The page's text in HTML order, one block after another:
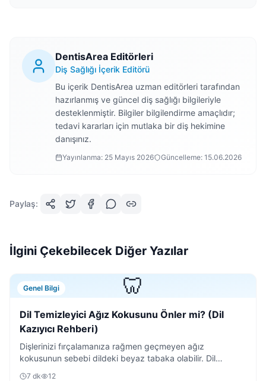
DentisArea Editörleri
Diş Sağlığı İçerik Editörü
Bu içerik DentisArea uzman editörleri tarafından
hazırlanmış ve güncel diş sağlığı bilgileriyle
desteklenmiştir. Bilgiler bilgilendirme amaçlıdır;
tedavi kararları için mutlaka bir diş hekimine
danışınız.
Yayınlanma: 25 Mayıs 2026 Güncelleme: 15.06.2026
Paylaş:
İlgini Çekebilecek Diğer Yazılar
🦷
Genel Bilgi
Dil Temizleyici Ağız Kokusunu Önler mi? (Dil
Kazıyıcı Rehberi)
Dişlerinizi fırçalamanıza rağmen geçmeyen ağız
kokusunun sebebi dildeki beyaz tabaka olabilir. Dil
7 dk 12